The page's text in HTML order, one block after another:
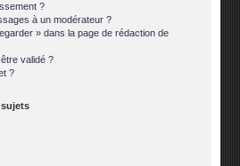
?
à un modérateur ?
» dans la page de rédaction de
validé ?
?
sujets